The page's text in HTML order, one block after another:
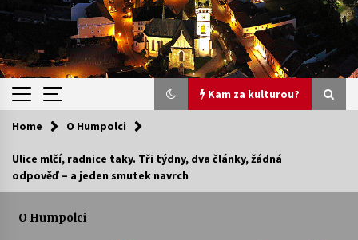
Kam za kulturou?
Kam za kulturou?
Home O Humpolci
Ulice mlčí, radnice taky. Tři týdny, dva články, žádná
odpověď – a jeden smutek navrch
O Humpolci